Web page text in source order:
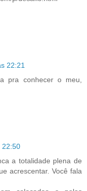
22:21
pra conhecer o meu,
22:50
a totalidade plena de
acrescentar. Você fala